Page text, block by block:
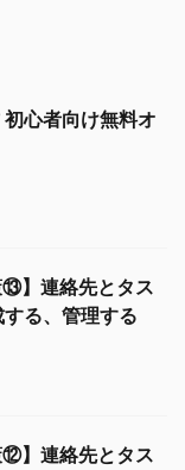
心者向け無料オ
⑬】連絡先とタス
る、管理する
⑫】連絡先とタス